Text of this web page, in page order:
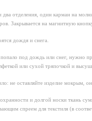
два отделения, один карман на
Закрывается на магнитную
дождя и снега.
попало под дождь или снег, нужно
или сухой тряпочкой и
не оставляйте изделие мокрым,
и долгой носки ткань
спреем для текстиля (в